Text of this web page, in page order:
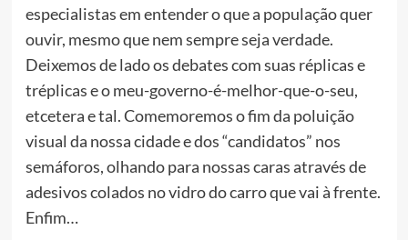
especialistas em entender o que a população quer
ouvir, mesmo que nem sempre seja verdade.
Deixemos de lado os debates com suas réplicas e
tréplicas e o meu-governo-é-melhor-que-o-seu,
etcetera e tal. Comemoremos o fim da poluição
visual da nossa cidade e dos “candidatos” nos
semáforos, olhando para nossas caras através de
adesivos colados no vidro do carro que vai à frente.
Enfim…